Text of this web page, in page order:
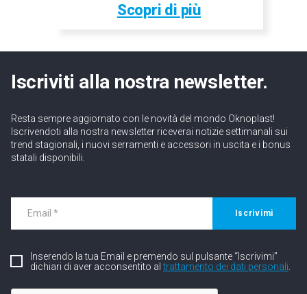
Scopri di più
Iscriviti alla nostra newsletter.
Resta sempre aggiornato con le novità del mondo Oknoplast!
Iscrivendoti alla nostra newsletter riceverai notizie settimanali sui
trend stagionali, i nuovi serramenti e accessori in uscita e i bonus
statali disponibili.
Iscrivimi
Inserendo la tua Email e premendo sul pulsante “Iscrivimi”
dichiari di aver acconsentito altrattamento dei dati personali